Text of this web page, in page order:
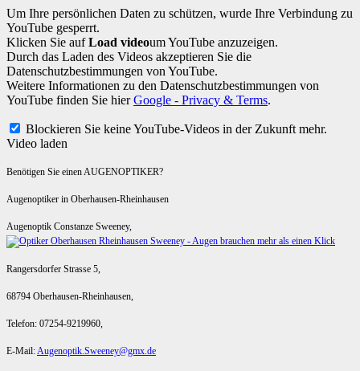
Um Ihre persönlichen Daten zu schützen, wurde Ihre Verbindung zu
YouTube gesperrt.
Klicken Sie aufLoad videoum YouTube anzuzeigen.
Durch das Laden des Videos akzeptieren Sie die
Datenschutzbestimmungen von YouTube.
Weitere Informationen zu den Datenschutzbestimmungen von
YouTube finden Sie hierGoogle - Privacy & Terms.
Blockieren Sie keine YouTube-Videos in der Zukunft mehr.
Video laden
Benötigen Sie einen AUGENOPTIKER?
Augenoptiker in Oberhausen-Rheinhausen
Augenoptik Constanze Sweeney,
Rangersdorfer Strasse 5,
68794 Oberhausen-Rheinhausen,
Telefon: 07254-9219960,
E-Mail:Augenoptik.Sweeney@gmx.de